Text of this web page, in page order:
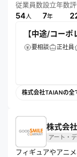
プレリシーズA以降
月に約6億円の資金
クロノジーを活用
従業員数
54人
設立年数
7年
【中途/コー
要相談 正社員
株式会社TAIANの全
株式会
アート・
フィギュアやアニ